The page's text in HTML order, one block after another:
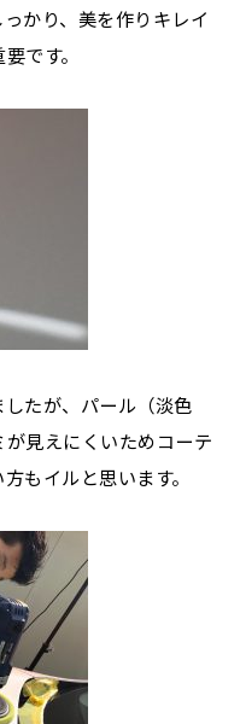
かり、美を作りキレイ
です。
たが、パール（淡色
見えにくいためコーテ
もイルと思います。